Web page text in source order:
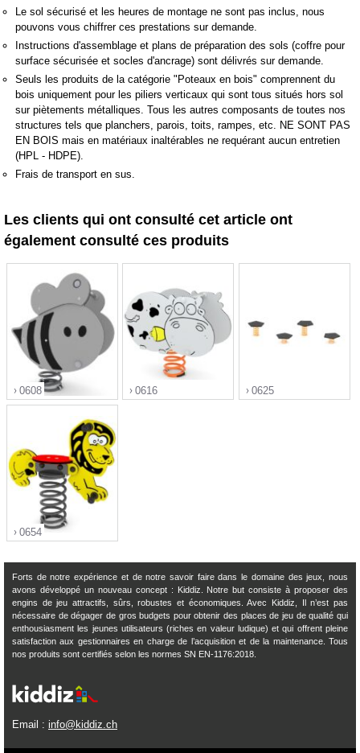
Le sol sécurisé et les heures de montage ne sont pas inclus, nous
pouvons vous chiffrer ces prestations sur demande.
Instructions d'assemblage et plans de préparation des sols (coffre pour
surface sécurisée et socles d'ancrage) sont délivrés sur demande.
Seuls les produits de la catégorie "Poteaux en bois" comprennent du
bois uniquement pour les piliers verticaux qui sont tous situés hors sol
sur piètements métalliques. Tous les autres composants de toutes nos
structures tels que planchers, parois, toits, rampes, etc. NE SONT PAS
EN BOIS mais en matériaux inaltérables ne requérant aucun entretien
(HPL - HDPE).
Frais de transport en sus.
Les clients qui ont consulté cet article ont
également consulté ces produits
0608
">
0616 0625
0654
">
Forts de notre expérience et de notre savoir faire dans le domaine des jeux, nous
avons développé un nouveau concept : Kiddiz. Notre but consiste à proposer des
engins de jeu attractifs, sûrs, robustes et économiques. Avec Kiddiz, Il n’est pas
nécessaire de dégager de gros budgets pour obtenir des places de jeu de qualité qui
enthousiasment les jeunes utilisateurs (riches en valeur ludique) et qui offrent pleine
satisfaction aux gestionnaires en charge de l’acquisition et de la maintenance. Tous
nos produits sont certifiés selon les normes SN EN-1176:2018.
Email : info@kiddiz.ch